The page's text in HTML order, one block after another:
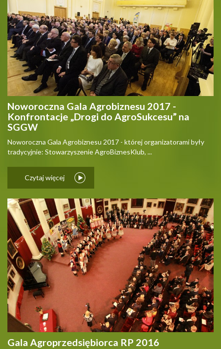
Noworoczna Gala Agrobiznesu 2017 -
Konfrontacje „Drogi do AgroSukcesu” na
SGGW
Noworoczna Gala Agrobiznesu 2017 - której organizatorami były
tradycyjnie: Stowarzyszenie AgroBiznesKlub, ...
Czytaj więcej
Gala Agroprzedsiębiorca RP 2016